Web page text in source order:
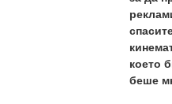
което
беше